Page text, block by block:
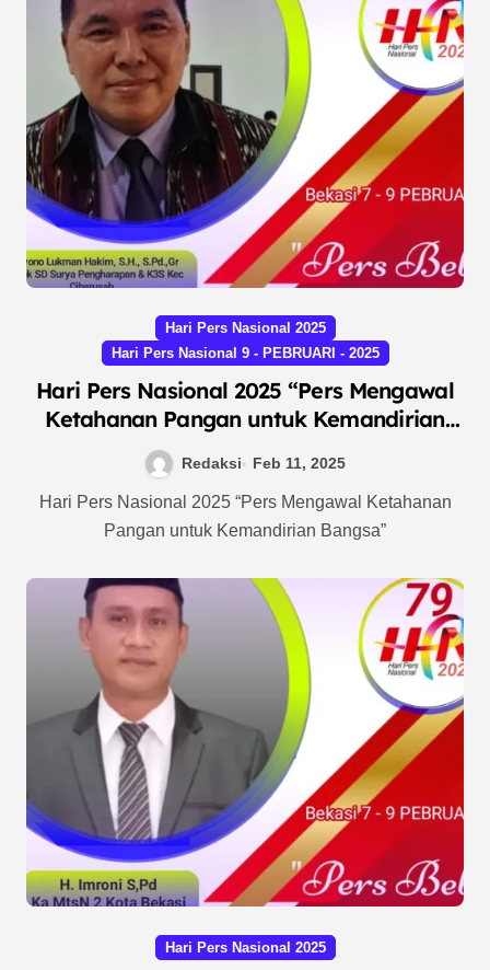
Hari Pers Nasional 2025
Hari Pers Nasional 9 - PEBRUARI - 2025
Hari Pers Nasional 2025 “Pers Mengawal
Ketahanan Pangan untuk Kemandirian
Redaksi Feb 11, 2025
Hari Pers Nasional 2025 “Pers Mengawal Ketahanan
Pangan untuk Kemandirian Bangsa”
Hari Pers Nasional 2025